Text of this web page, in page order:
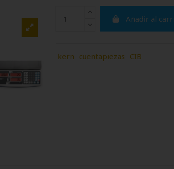
Añadir al
kern cuentapiezas CIB